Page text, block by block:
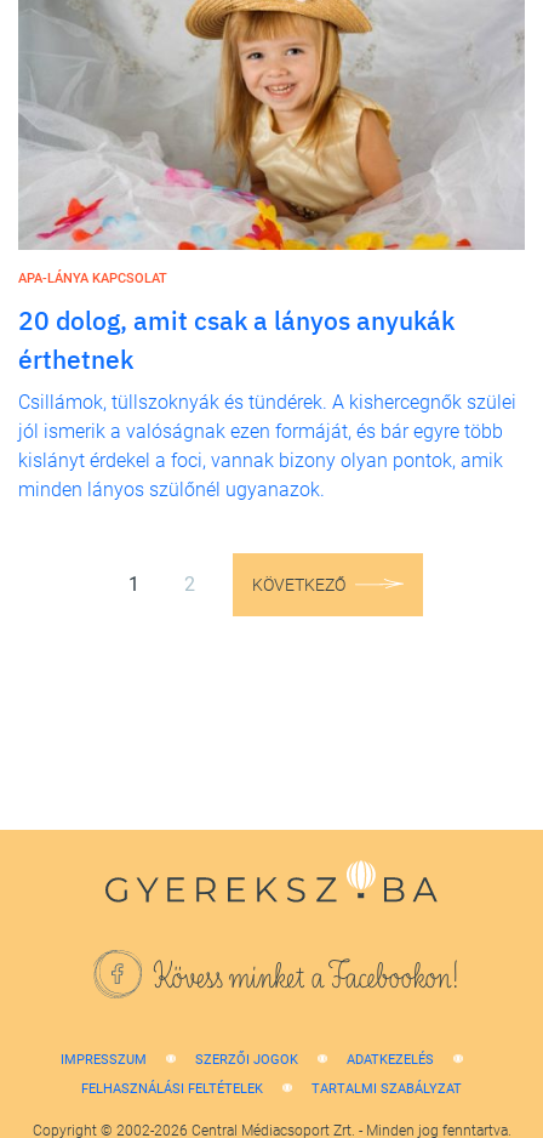
APA-LÁNYA KAPCSOLAT
20 dolog, amit csak a lányos anyukák
érthetnek
Csillámok, tüllszoknyák és tündérek. A kishercegnők szülei
jól ismerik a valóságnak ezen formáját, és bár egyre több
kislányt érdekel a foci, vannak bizony olyan pontok, amik
minden lányos szülőnél ugyanazok.
1 2 KÖVETKEZŐ
Kövess minket a Facebookon!
IMPRESSZUM SZERZŐI JOGOK
ADATKEZELÉS
FELHASZNÁLÁSI FELTÉTELEK
TARTALMI SZABÁLYZAT
Copyright © 2002-2026 Central Médiacsoport Zrt. - Minden jog fenntartva.